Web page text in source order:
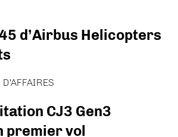
d’Airbus Helicopters
CJ3 Gen3
premier vol